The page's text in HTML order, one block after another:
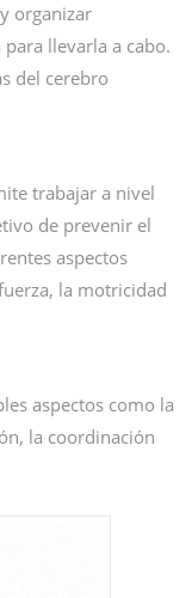
organizar
llevarla a cabo.
del cerebro
trabajar a nivel
de prevenir el
aspectos
la motricidad
aspectos como la
la coordinación